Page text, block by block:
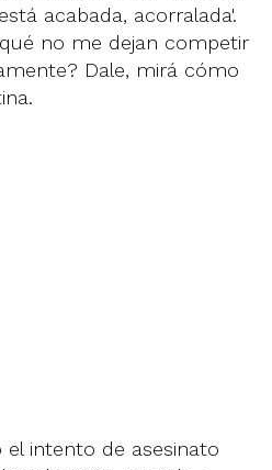
acabada, acorralada'.
no me dejan competir
Dale, mirá cómo
el intento de asesinato